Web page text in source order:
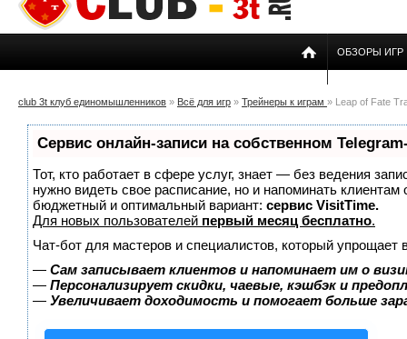
ОБЗОРЫ ИГР
club 3t клуб единомышленников » Всё для игр » Трейнеры к играм » Leap of Fate
Сервис онлайн-записи на собственном
Тот, кто работает в сфере услуг, знает — без ведения
нужно видеть свое расписание, но и напоминать
бюджетный и оптимальный вариант: сервис VisitTime.
Для новых пользователей первый месяц бесплатно.
Чат-бот для мастеров и специалистов, который упрощает
— Сам записывает клиентов и напоминает им о
— Персонализирует скидки, чаевые, кэшбэк и
— Увеличивает доходимость и помогает больше